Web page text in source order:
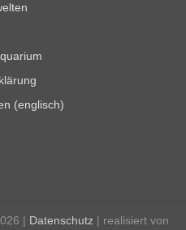
(englisch)
| Datenschutz | realisiert von